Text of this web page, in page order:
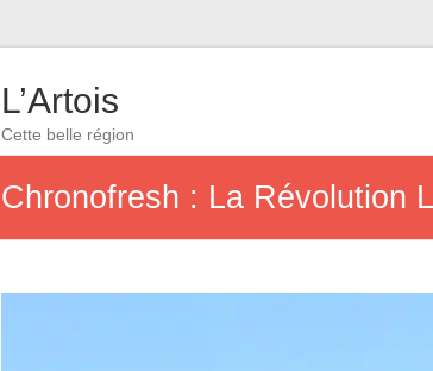
L’Artois
Cette belle région
Chronofresh : La Révolution